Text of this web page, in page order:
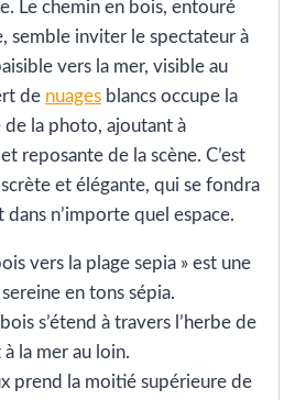
Le chemin en bois, entouré
semble inviter le spectateur à
vers la mer, visible au
de nuages blancs occupe la
la photo, ajoutant à
reposante de la scène. C’est
et élégante, qui se fondra
dans n’importe quel espace.
vers la plage sepia » est une
en tons sépia.
s’étend à travers l’herbe de
la mer au loin.
prend la moitié supérieure de